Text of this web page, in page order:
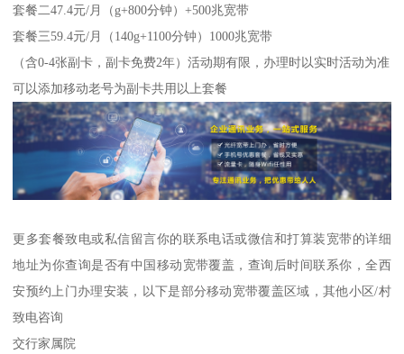
套餐二47.4元/月（g+800分钟）+500兆宽带
套餐三59.4元/月（140g+1100分钟）1000兆宽带
（含0-4张副卡，副卡免费2年）活动期有限，办理时以实时活动为准
可以添加移动老号为副卡共用以上套餐
更多套餐致电或私信留言你的联系电话或微信和打算装宽带的详细
地址为你查询是否有中国移动宽带覆盖，查询后时间联系你，全西
安预约上门办理安装，以下是部分移动宽带覆盖区域，其他小区/村
致电咨询
交行家属院